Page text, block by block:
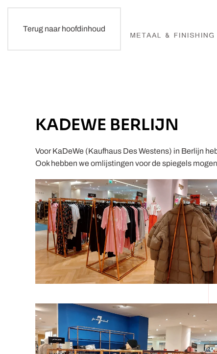
Terug naar hoofdinhoud
KADEWE BERLIJN
Voor KaDeWe (Kaufhaus Des Westens) in Berlijn
Ook hebben we omlijstingen voor de spiegels